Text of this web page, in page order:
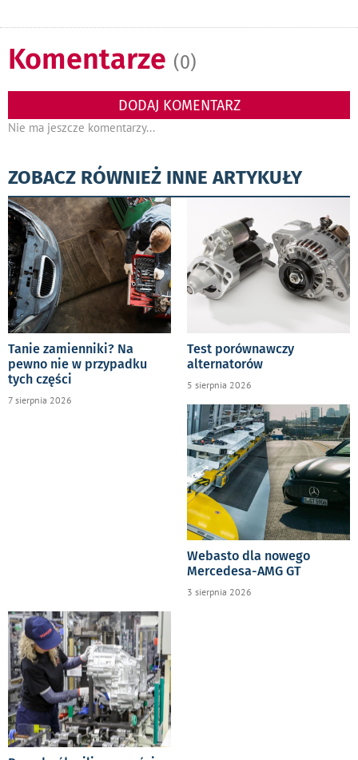
Komentarze (0)
DODAJ KOMENTARZ
Nie ma jeszcze komentarzy...
ZOBACZ RÓWNIEŻ INNE ARTYKUŁY
Tanie zamienniki? Na
pewno nie w przypadku
tych części
7 sierpnia 2026
Test porównawczy
alternatorów
5 sierpnia 2026
Webasto dla nowego
Mercedesa-AMG GT
3 sierpnia 2026